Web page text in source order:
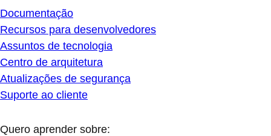
Documentação
Recursos para desenvolvedores
Assuntos de tecnologia
Centro de arquitetura
Atualizações de segurança
Suporte ao cliente
Quero aprender sobre: